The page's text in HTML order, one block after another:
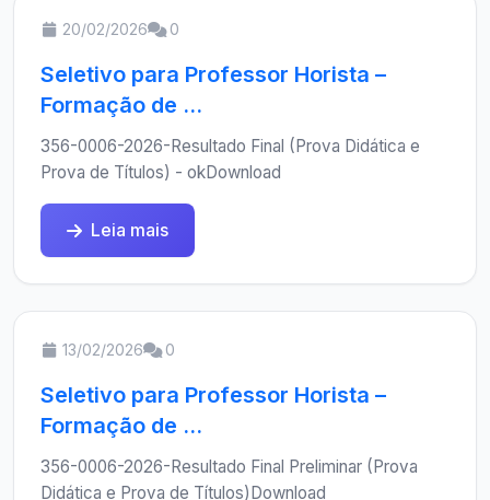
20/02/2026 0
Seletivo para Professor Horista –
Formação de ...
356-0006-2026-Resultado Final (Prova Didática e
Prova de Títulos) - okDownload
Leia mais
13/02/2026 0
Seletivo para Professor Horista –
Formação de ...
356-0006-2026-Resultado Final Preliminar (Prova
Didática e Prova de Títulos)Download